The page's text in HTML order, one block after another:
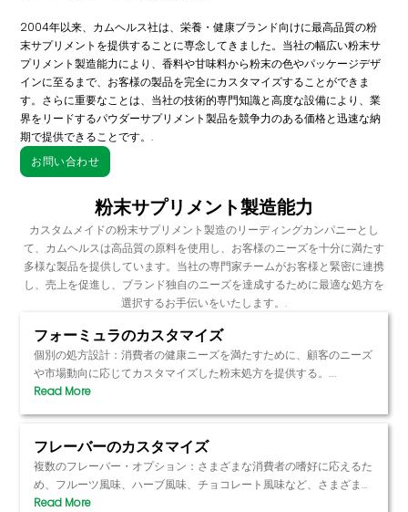
2004年以来、カムヘルス社は、栄養・健康ブランド向けに最高品質の粉
末サプリメントを提供することに専念してきました。当社の幅広い粉末サ
プリメント製造能力により、香料や甘味料から粉末の色やパッケージデザ
インに至るまで、お客様の製品を完全にカスタマイズすることができま
す。さらに重要なことは、当社の技術的専門知識と高度な設備により、業
界をリードするパウダーサプリメント製品を競争力のある価格と迅速な納
期で提供できることです。.
お問い合わせ
粉末サプリメント製造能力
カスタムメイドの粉末サプリメント製造のリーディングカンパニーとし
て、カムヘルスは高品質の原料を使用し、お客様のニーズを十分に満たす
多様な製品を提供しています。当社の専門家チームがお客様と緊密に連携
し、売上を促進し、ブランド独自のニーズを達成するために最適な処方を
選択するお手伝いをいたします。.
フォーミュラのカスタマイズ
個別の処方設計：消費者の健康ニーズを満たすために、顧客のニーズ
や市場動向に応じてカスタマイズした粉末処方を提供する。.
など）を達成するためのニーズに応じて加えることができる。.
用量と濃度の調整：さまざまな補助の必要性に従って、各成分の適量
そして濃度はプロダクトの最高の効果を保障するために正確に調節さ
フレーバーのカスタマイズ
複数のフレーバー・オプション：さまざまな消費者の嗜好に応えるた
め、フルーツ風味、ハーブ風味、チョコレート風味など、さまざまな
天然風味を提供する。 無糖・低糖の選択肢：市場の需要に応じて、